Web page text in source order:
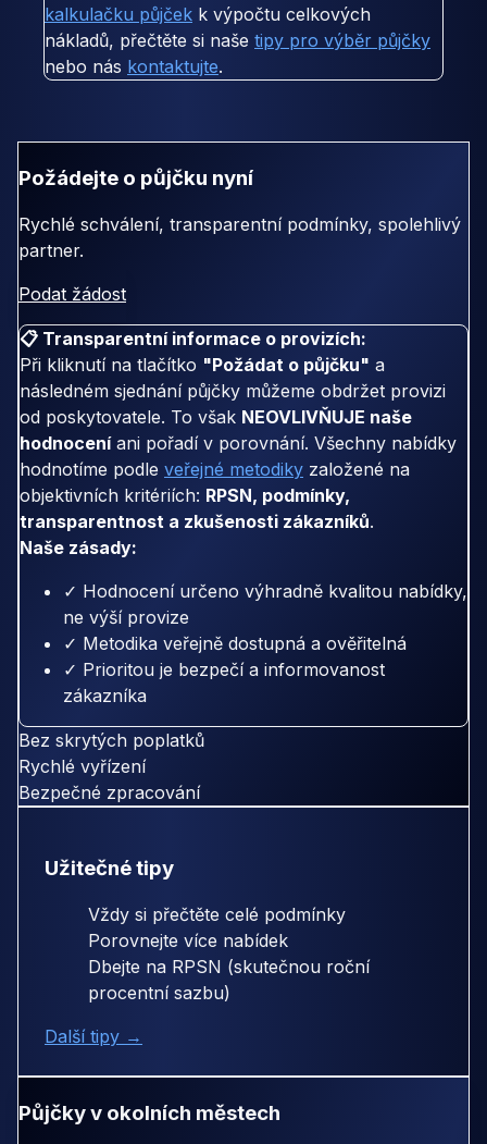
kalkulačku půjček k výpočtu celkových
nákladů, přečtěte si naše tipy pro výběr půjčky
nebo nás kontaktujte.
Požádejte o půjčku nyní
Rychlé schválení, transparentní podmínky, spolehlivý
partner.
Podat žádost
📋 Transparentní informace o provizích:
Při kliknutí na tlačítko "Požádat o půjčku" a
následném sjednání půjčky můžeme obdržet provizi
od poskytovatele. To však NEOVLIVŇUJE naše
hodnoceníani pořadí v porovnání. Všechny nabídky
hodnotíme podle veřejné metodiky založené na
objektivních kritériích: RPSN, podmínky,
transparentnost a zkušenosti zákazníků.
Naše zásady:
✓ Hodnocení určeno výhradně kvalitou nabídky,
ne výší provize
✓ Metodika veřejně dostupná a ověřitelná
✓ Prioritou je bezpečí a informovanost
zákazníka
Bez skrytých poplatků
Rychlé vyřízení
Bezpečné zpracování
Užitečné tipy
Vždy si přečtěte celé podmínky
Porovnejte více nabídek
Dbejte na RPSN (skutečnou roční
procentní sazbu)
Další tipy →
Půjčky v okolních městech